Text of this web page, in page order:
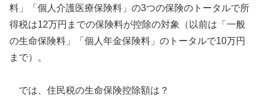
料」「個人介護医療保険料」の3つの保険のトータルで所
得税は12万円までの保険料が控除の対象（以前は「一般
の生命保険料」「個人年金保険料」のトータルで10万円
まで）。
では、住民税の生命保険控除額は？